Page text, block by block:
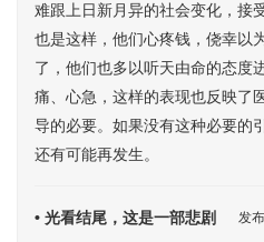
难跟上日新月异的社会变化，接
也是这样，他们心疼钱，侥幸以
了，他们也多以听天由命的态度
痛、心急，这样的表现也反映了
导的必要。如果没有这种必要的
还有可能再发生。
• 光看结尾，这是一部悲剧 发